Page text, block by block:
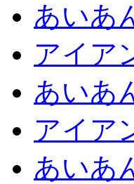
あいあ
アイア
あいあ
アイア
あいあ